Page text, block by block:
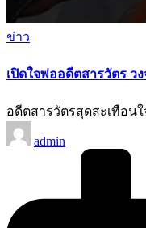
Posted
in
ข่าว
เปิดใจพ่ออดีตสารวัตร ว
อดีตสารวัตรสุดสะเทือน
Posted
by
admin